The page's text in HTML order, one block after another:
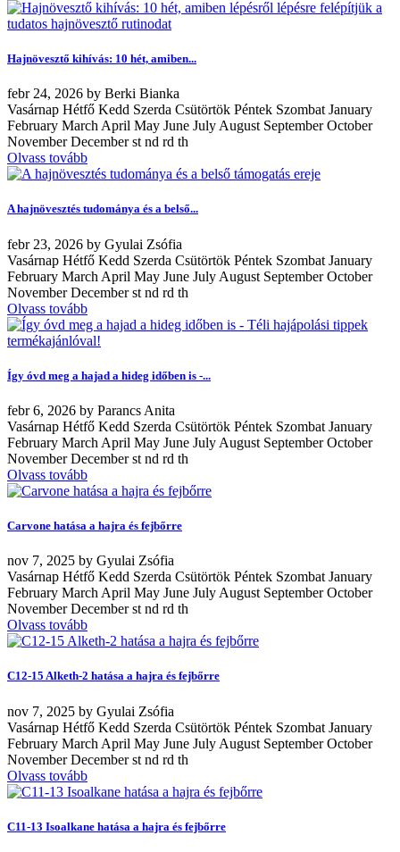
Hajnövesztő kihívás: 10 hét, amiben...
febr 24, 2026 by Berki Bianka
Vasárnap Hétfő Kedd Szerda Csütörtök Péntek Szombat January
February March April May June July August September October
November December st nd rd th
Olvass tovább
A hajnövesztés tudománya és a belső...
febr 23, 2026 by Gyulai Zsófia
Vasárnap Hétfő Kedd Szerda Csütörtök Péntek Szombat January
February March April May June July August September October
November December st nd rd th
Olvass tovább
Így óvd meg a hajad a hideg időben is -...
febr6, 2026 by Parancs Anita
Vasárnap Hétfő Kedd Szerda Csütörtök Péntek Szombat January
February March April May June July August September October
November December st nd rd th
Olvass tovább
Carvone hatása a hajra és fejbőrre
nov 7, 2025 by Gyulai Zsófia
Vasárnap Hétfő Kedd Szerda Csütörtök Péntek Szombat January
February March April May June July August September October
November December st nd rd th
Olvass tovább
C12-15 Alketh-2 hatása a hajra és fejbőrre
nov 7, 2025 by Gyulai Zsófia
Vasárnap Hétfő Kedd Szerda Csütörtök Péntek Szombat January
February March April May June July August September October
November December st nd rd th
Olvass tovább
C11-13 Isoalkane hatása a hajra és fejbőrre